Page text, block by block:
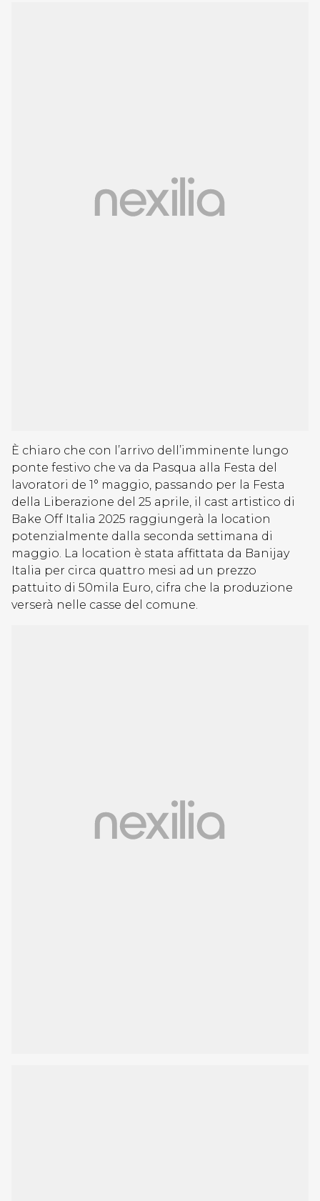
È chiaro che con l’arrivo dell’imminente lungo
ponte festivo che va da Pasqua alla Festa del
lavoratori de 1° maggio, passando per la Festa
della Liberazione del 25 aprile, il cast artistico di
Bake Off Italia 2025 raggiungerà la location
potenzialmente dalla seconda settimana di
maggio. La location è stata affittata da Banijay
Italia per circa quattro mesi ad un prezzo
pattuito di 50mila Euro, cifra che la produzione
verserà nelle casse del comune.